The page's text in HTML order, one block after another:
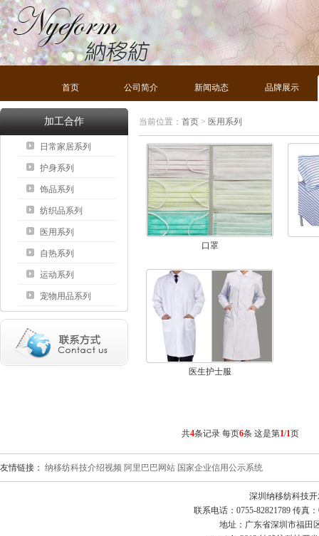
首页 公司简介 新闻动态 品牌展示
加工合作
日常家居系列
护身系列
饰品系列
纺织品系列
医用系列
自热系列
运动系列
宠物用品系列
当前位置： 首页 > 医用系列
口罩
医生护士服
共4条记录 每页6条 这是第1/1页
友情链接： 纳移纺科技介绍视频 阿里巴巴网站 国家企业信用公示系统
深圳纳移纺科技
联系电话：0755-82821789 传真：
地址：广东省深圳市福田